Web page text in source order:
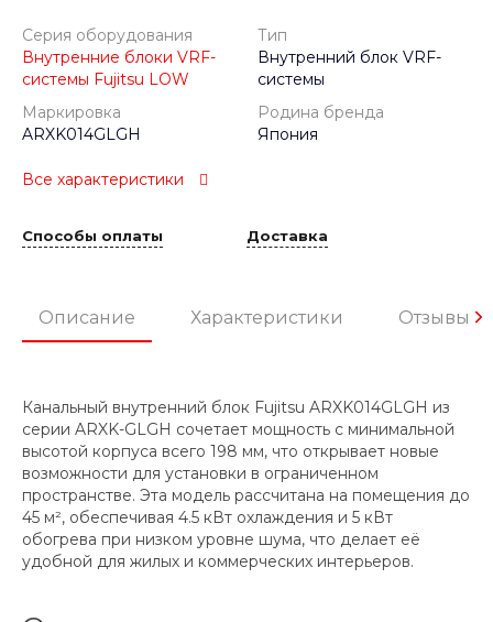
Серия оборудования
Внутренние блоки VRF-
системы Fujitsu LOW
Тип
Внутренний блок VRF-
системы
Маркировка
ARXK014GLGH
Родина бренда
Япония
Все характеристики
Способы оплаты Доставка
Описание Характеристики Отзывы
Канальный внутренний блок Fujitsu ARXK014GLGH из
серии ARXK-GLGH сочетает мощность с минимальной
высотой корпуса всего 198 мм, что открывает новые
возможности для установки в ограниченном
пространстве. Эта модель рассчитана на помещения до
45 м², обеспечивая 4.5 кВт охлаждения и 5 кВт
обогрева при низком уровне шума, что делает её
удобной для жилых и коммерческих интерьеров.